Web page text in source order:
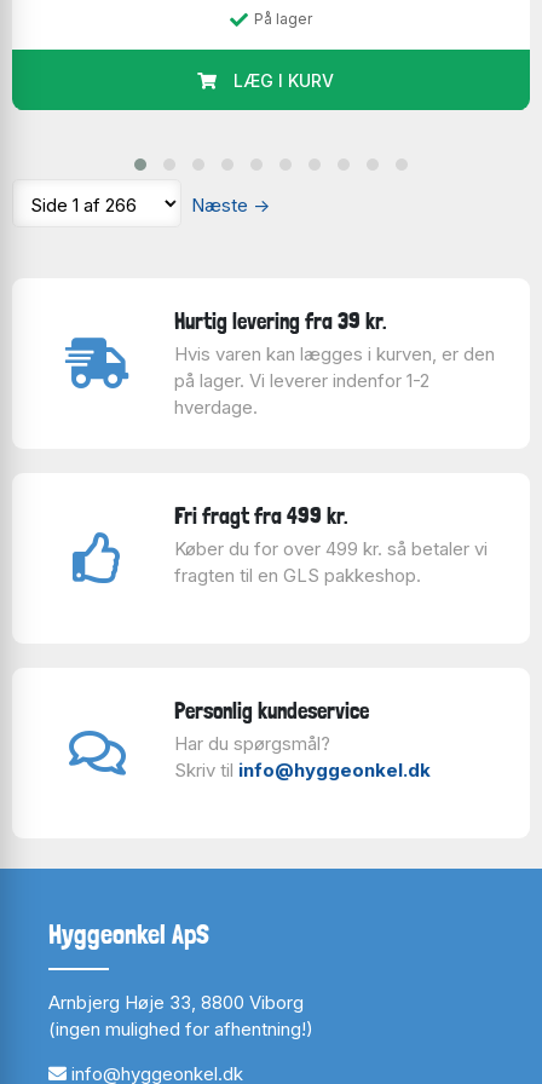
Jeg lægger ofte selv puslespil. Her et 3D-puslespil
sammen med min søn.
ud på billedet!
På lager
LÆG I KURV
Næste →
Hurtig levering fra 39 kr.
Hvis varen kan lægges i kurven, er den
på lager. Vi leverer indenfor 1-2
hverdage.
Fri fragt fra 499 kr.
Køber du for over 499 kr. så betaler vi
fragten til en GLS pakkeshop.
Personlig kundeservice
Har du spørgsmål?
Skriv til info@hyggeonkel.dk
Hyggeonkel ApS
Arnbjerg Høje 33, 8800 Viborg
(ingen mulighed for afhentning!)
info@hyggeonkel.dk